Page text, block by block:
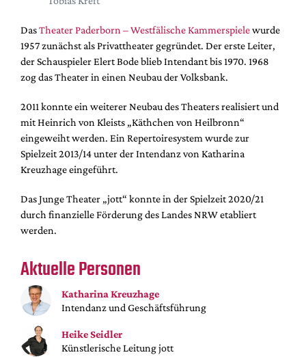
DdB-map
Kalender
Premierensuche
Festival-Planer
Hefte
Alle Hefte
Leseproben
Podcast
Service
Shop / Abo
Newsletter
Redaktion
Autor:innen
Partner
Mediadaten
Suche
DasTheater Paderborn – Westfälische Kammerspielewurde
1957 zunächst als Privattheater gegründet. Der erste Leiter,
der Schauspieler Elert Bode blieb Intendant bis 1970. 1968
zog das Theater in einen Neubau der Volksbank.
2011 konnte ein weiterer Neubau des Theaters realisiert und
mit Heinrich von Kleists „Käthchen von Heilbronn“
eingeweiht werden. Ein Repertoiresystem wurde zur
Spielzeit 2013/14 unter der Intendanz von Katharina
Kreuzhage eingeführt.
Das Junge Theater „jott“ konnte in der Spielzeit 2020/21
durch finanzielle Förderung des Landes NRW etabliert
werden.
Aktuelle Personen
Katharina Kreuzhage
Intendanz und Geschäftsführung
Heike Seidler
Künstlerische Leitung jott